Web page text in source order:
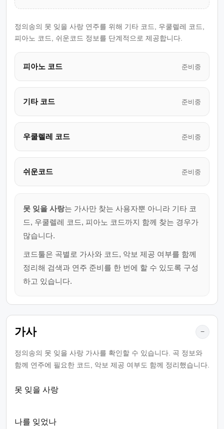
정의송의 못 잊을 사랑 연주를 위해 기타 코드, 우쿨렐레 코드,
피아노 코드, 쉬운코드 정보를 단계적으로 제공합니다.
피아노 코드 준비중
기타 코드 준비중
우쿨렐레 코드 준비중
쉬운코드 준비중
못 잊을 사랑는 가사만 찾는 사용자뿐 아니라 기타 코
드, 우쿨렐레 코드, 피아노 코드까지 함께 찾는 경우가
많습니다.
코드툴은 곡별로 가사와 코드, 악보 제공 여부를 함께
정리해 검색과 연주 준비를 한 번에 할 수 있도록 구성
하고 있습니다.
가사 −
정의송의 못 잊을 사랑 가사를 확인할 수 있습니다. 곡 정보와
함께 연주에 필요한 코드, 악보 제공 여부도 함께 정리했습니다.
못 잊을 사랑
나를 잊었나